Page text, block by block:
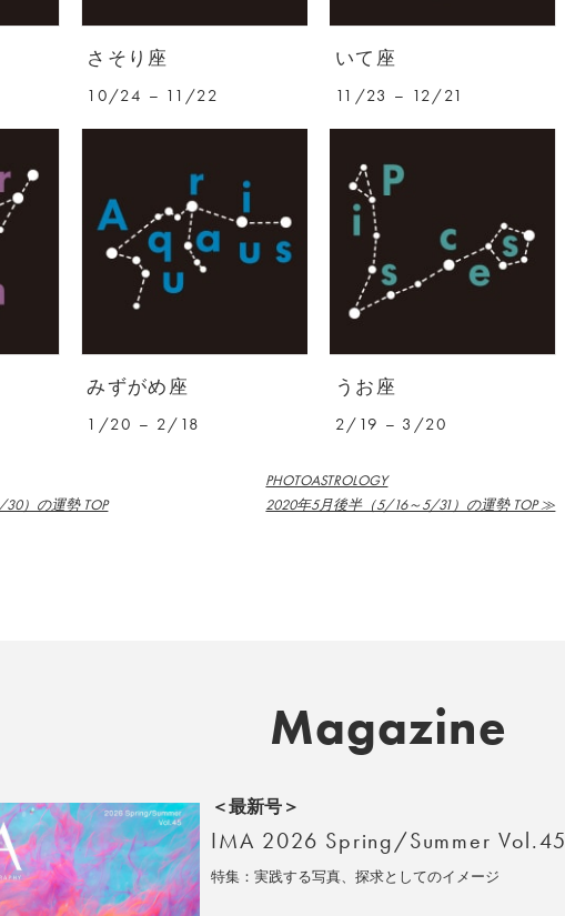
さそり座
10/24 – 11/22
いて座
11/23 – 12/21
みずがめ座
1/20 – 2/18
うお座
2/19 – 3/20
）の運勢 TOP
PHOTOASTROLOGY
2020年5月後半（5/16～5/31）の運勢 TOP ≫
Magazine
＜最新号＞
IMA 2026 Spring/Summer Vol.45
特集：実践する写真、探求としてのイメージ